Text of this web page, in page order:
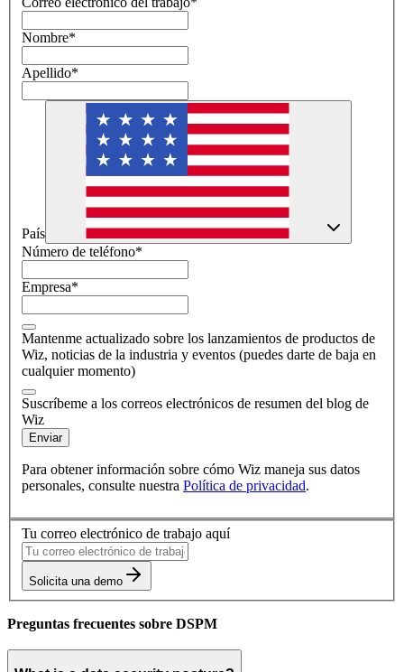
Nombre*
Apellido*
País
Número de teléfono*
Empresa*
Mantenme actualizado sobre los lanzamientos de productos de
Wiz, noticias de la industria y eventos (puedes darte de baja en
cualquier momento)
Suscríbeme a los correos electrónicos de resumen del blog de
Wiz
Enviar
Para obtener información sobre cómo Wiz maneja sus datos
personales, consulte nuestra Política de privacidad.
Tu correo electrónico de trabajo aquí
Solicita una demo
Preguntas frecuentes sobre DSPM